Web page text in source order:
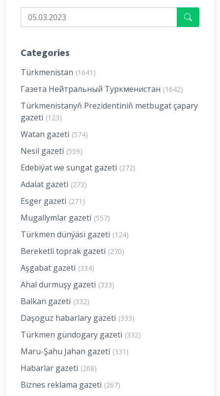
Categories
Türkmenistan (1641)
Газета Нейтральный Туркменистан (1642)
Türkmenistanyň Prezidentiniň metbugat çapary
gazeti (123)
Watan gazeti (574)
Nesil gazeti (559)
Edebiýat we sungat gazeti (272)
Adalat gazeti (272)
Esger gazeti (271)
Mugallymlar gazeti (557)
Türkmen dünýäsi gazeti (124)
Bereketli toprak gazeti (270)
Aşgabat gazeti (334)
Ahal durmuşy gazeti (333)
Balkan gazeti (332)
Daşoguz habarlary gazeti (333)
Türkmen gündogary gazeti (332)
Maru-Şahu Jahan gazeti (331)
Habarlar gazeti (268)
Biznes reklama gazeti (267)